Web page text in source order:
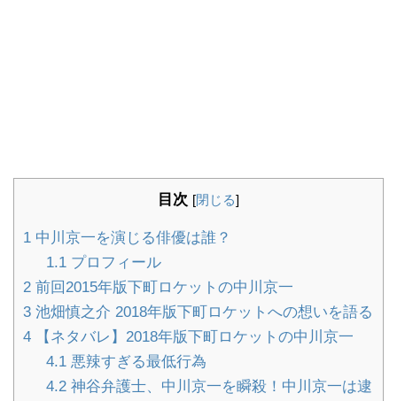
目次 [閉じる]
1 中川京一を演じる俳優は誰？
1.1プロフィール
2 前回2015年版下町ロケットの中川京一
3 池畑慎之介 2018年版下町ロケットへの想いを語る
4 【ネタバレ】2018年版下町ロケットの中川京一
4.1悪辣すぎる最低行為
4.2神谷弁護士、中川京一を瞬殺！中川京一は逮